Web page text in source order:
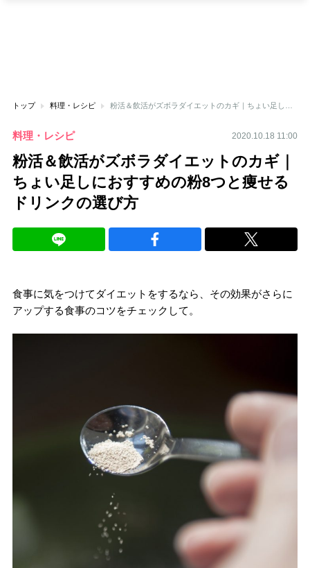
トップ 料理・レシピ
料理・レシピ 2020.10.18 11:00
粉活＆飲活がズボラダイエットのカギ｜
ちょい足しにおすすめの粉8つと痩せる
ドリンクの選び方
食事に気をつけてダイエットをするなら、その効果がさらに
アップする食事のコツをチェックして。